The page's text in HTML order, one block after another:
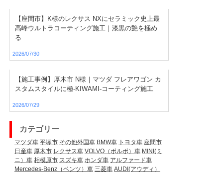
【座間市】K様のレクサス NXにセラミック史上最
高峰ウルトラコーティング施工｜漆黒の艶を極め
る
2026/07/30
【施工事例】厚木市 N様｜マツダ フレアワゴン カ
スタムスタイルに極-KIWAMI-コーティング施工
2026/07/29
カテゴリー
マツダ車 平塚市 その他外国車 BMW車 トヨタ車 座間市
日産車 厚木市 レクサス車 VOLVO（ボルボ）車 MINI(ミ
ニ）車 相模原市 スズキ車 ホンダ車 アルファード車
Mercedes-Benz（ベンツ）車 三菱車 AUDI(アウディ）